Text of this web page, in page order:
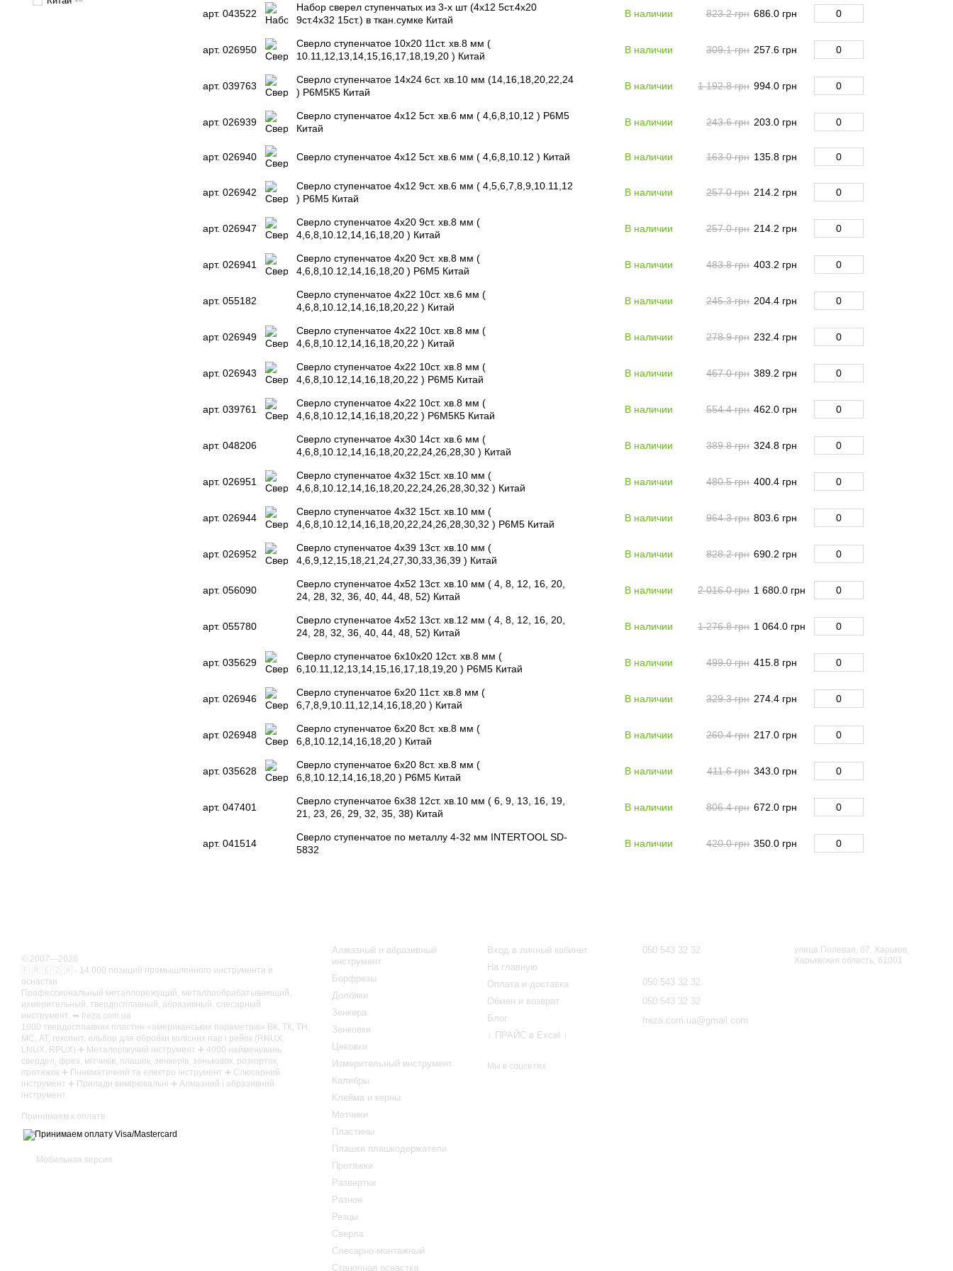
арт. 043522
Набор сверел ступенчатых из 3-х шт (4х12 5ст.4х20
9ст.4х32 15ст.) в ткан.сумке Китай
В наличии 823.2 грн 686.0 грн
арт. 026950
Сверло ступенчатое 10х20 11ст. хв.8 мм (
10.11,12,13,14,15,16,17,18,19,20 ) Китай
В наличии 309.1 грн 257.6 грн
арт. 039763
Сверло ступенчатое 14х24 6ст. хв.10 мм (14,16,18,20,22,24
) Р6М5К5 Китай
В наличии 1 192.8 грн 994.0 грн
арт. 026939
Сверло ступенчатое 4х12 5ст. хв.6 мм ( 4,6,8,10,12 ) Р6М5
Китай
В наличии 243.6 грн 203.0 грн
арт. 026940 Сверло ступенчатое 4х12 5ст. хв.6 мм ( 4,6,8,10.12 ) Китай В наличии 163.0 грн 135.8 грн
арт. 026942
Сверло ступенчатое 4х12 9ст. хв.6 мм ( 4,5,6,7,8,9,10.11,12
) Р6М5 Китай
В наличии 257.0 грн 214.2 грн
арт. 026947
Сверло ступенчатое 4х20 9ст. хв.8 мм (
4,6,8,10.12,14,16,18,20 ) Китай
В наличии 257.0 грн 214.2 грн
арт. 026941
Сверло ступенчатое 4х20 9ст. хв.8 мм (
4,6,8,10.12,14,16,18,20 ) Р6М5 Китай
В наличии 483.8 грн 403.2 грн
арт. 055182
Сверло ступенчатое 4х22 10ст. хв.6 мм (
4,6,8,10.12,14,16,18,20,22 ) Китай
В наличии 245.3 грн 204.4 грн
арт. 026949
Сверло ступенчатое 4х22 10ст. хв.8 мм (
4,6,8,10.12,14,16,18,20,22 ) Китай
В наличии 278.9 грн 232.4 грн
арт. 026943
Сверло ступенчатое 4х22 10ст. хв.8 мм (
4,6,8,10.12,14,16,18,20,22 ) Р6М5 Китай
В наличии 467.0 грн 389.2 грн
арт. 039761
Сверло ступенчатое 4х22 10ст. хв.8 мм (
4,6,8,10.12,14,16,18,20,22 ) Р6М5К5 Китай
В наличии 554.4 грн 462.0 грн
арт. 048206
Сверло ступенчатое 4х30 14ст. хв.6 мм (
4,6,8,10.12,14,16,18,20,22,24,26,28,30 ) Китай
В наличии 389.8 грн 324.8 грн
арт. 026951
Сверло ступенчатое 4х32 15ст. хв.10 мм (
4,6,8,10.12,14,16,18,20,22,24,26,28,30,32 ) Китай
В наличии 480.5 грн 400.4 грн
арт. 026944
Сверло ступенчатое 4х32 15ст. хв.10 мм (
4,6,8,10.12,14,16,18,20,22,24,26,28,30,32 ) Р6М5 Китай
В наличии 964.3 грн 803.6 грн
арт. 026952
Сверло ступенчатое 4х39 13ст. хв.10 мм (
4,6,9,12,15,18,21,24,27,30,33,36,39 ) Китай
В наличии 828.2 грн 690.2 грн
арт. 056090
Сверло ступенчатое 4х52 13ст. хв.10 мм ( 4, 8, 12, 16, 20,
24, 28, 32, 36, 40, 44, 48, 52) Китай
В наличии 2 016.0 грн 1 680.0 грн
арт. 055780
Сверло ступенчатое 4х52 13ст. хв.12 мм ( 4, 8, 12, 16, 20,
24, 28, 32, 36, 40, 44, 48, 52) Китай
В наличии 1 276.8 грн 1 064.0 грн
арт. 035629
Сверло ступенчатое 6х10х20 12ст. хв.8 мм (
6,10.11,12,13,14,15,16,17,18,19,20 ) Р6М5 Китай
В наличии 499.0 грн 415.8 грн
арт. 026946
Сверло ступенчатое 6х20 11ст. хв.8 мм (
6,7,8,9,10.11,12,14,16,18,20 ) Китай
В наличии 329.3 грн 274.4 грн
арт. 026948
Сверло ступенчатое 6х20 8ст. хв.8 мм (
6,8,10.12,14,16,18,20 ) Китай
В наличии 260.4 грн 217.0 грн
арт. 035628
Сверло ступенчатое 6х20 8ст. хв.8 мм (
6,8,10.12,14,16,18,20 ) Р6М5 Китай
В наличии 411.6 грн 343.0 грн
арт. 047401
Сверло ступенчатое 6х38 12ст. хв.10 мм ( 6, 9, 13, 16, 19,
21, 23, 26, 29, 32, 35, 38) Китай
В наличии 806.4 грн 672.0 грн
арт. 041514
Сверло ступенчатое по металлу 4-32 мм INTERTOOL SD-
5832
В наличии 420.0 грн 350.0 грн
© 2007—2026
🇫 🇷 🇪 🇿 🇦 - 14 000 позиций промышленного инструмента и
оснастки
Профессиональный металлорежущий, металлообрабатывающий,
измерительный, твердосплавный, абразивный, слесарный
инструмент. ➥ freza.com.ua
1000 твердосплавних пластин «американських параметрів» ВК, ТК, ТН,
МС, АТ, гексоніт, ельбор для обробки колісних пар і рейок (RNUX,
LNUX, RPUX) ➕ Металоріжучий інструмент ➕ 4000 найменувань
свердел, фрез, мітчиків, плашок, зенкерів, зеньковок, розгорток,
протяжок ➕ Пневматичний та електро інструмент ➕ Слюсарний
інструмент ➕ Прилади вимірювальні ➕ Алмазний і абразивний
інструмент.
Принимаем к оплате
Мобильная версия
Алмазный и абразивный
инструмент
Борфрезы
Долбяки
Зенкера
Зенковки
Цековки
Измерительный инструмент
Калибры
Клейма и керны
Метчики
Пластины
Плашки плашкодержатели
Протяжки
Развертки
Разное
Резцы
Сверла
Слесарно-монтажный
Станочная оснастка
Вход в личный кабинет
На главную
Оплата и доставка
Обмен и возврат
Блог
↓ ПРАЙС в Excel ↓
Мы в соцсетях
050 543 32 32
050 543 32 32
050 543 32 32
freza.com.ua@gmail.com
улица Полевая, 67, Харьков,
Харьквская область, 61001